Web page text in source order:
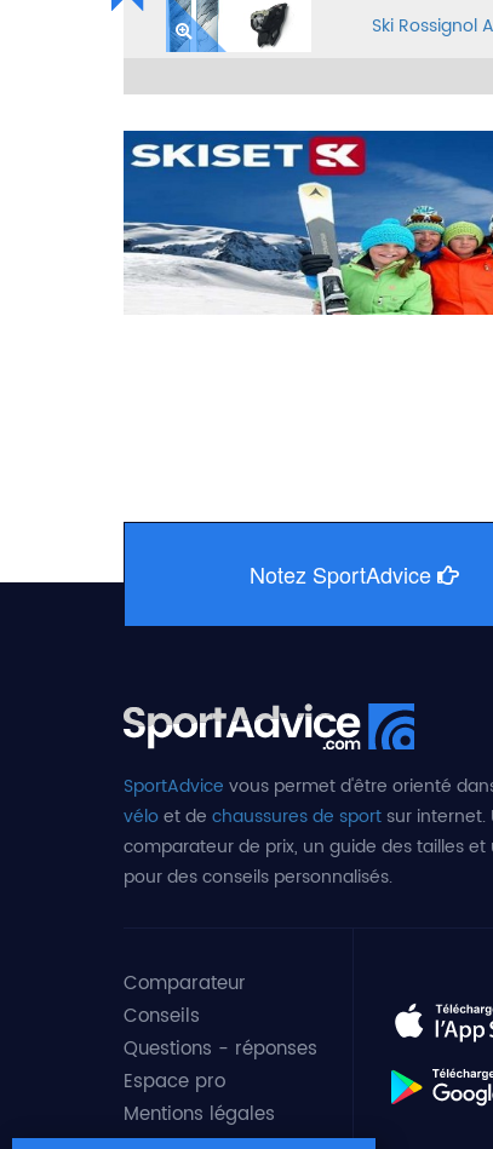
Ski Rossignol
Notez SportAdvice
SportAdvice vous permet d'être orienté
véloet de chaussures de sportsur internet.
comparateur de prix, un guide des tailles
pour des conseils personnalisés.
Comparateur
Conseils
Questions - réponses
Espace pro
Mentions légales